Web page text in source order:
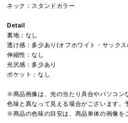
ネック：スタンドカラー
Detail
裏地：なし
透け感：多少あり(オフホワイト・サック
伸縮性：なし
光沢感：多少あり
ポケット：なし
※商品画像は、光の当たり具合やパソコン
色味と異なって見える場合がございます。
※商品の色味の目安は、商品単体の画像を